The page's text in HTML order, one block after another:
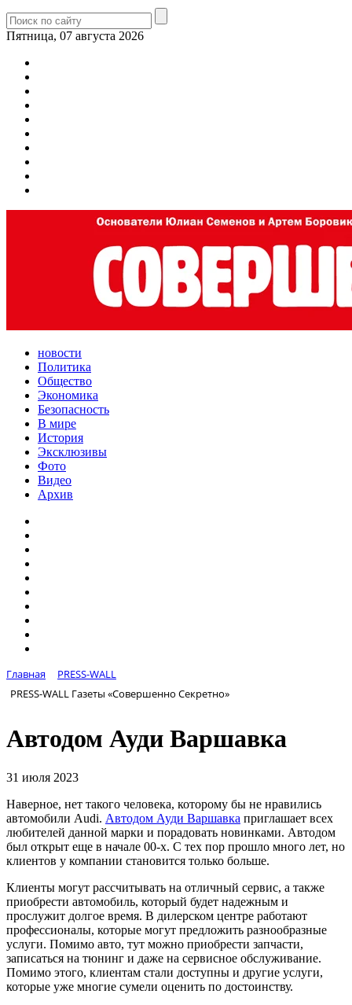
Пятница, 07 августа 2026
новости
Политика
Общество
Экономика
Безопасность
В мире
История
Эксклюзивы
Фото
Видео
Архив
Главная
PRESS-WALL
PRESS-WALL Газеты «Совершенно Секретно»
Автодом Ауди Варшавка
31 июля 2023
Наверное, нет такого человека, которому бы не нравились
автомобили Audi. Автодом Ауди Варшавка приглашает всех
любителей данной марки и порадовать новинками. Автодом
был открыт еще в начале 00-х. С тех пор прошло много лет, но
клиентов у компании становится только больше.
Клиенты могут рассчитывать на отличный сервис, а также
приобрести автомобиль, который будет надежным и
прослужит долгое время. В дилерском центре работают
профессионалы, которые могут предложить разнообразные
услуги. Помимо авто, тут можно приобрести запчасти,
записаться на тюнинг и даже на сервисное обслуживание.
Помимо этого, клиентам стали доступны и другие услуги,
которые уже многие сумели оценить по достоинству.